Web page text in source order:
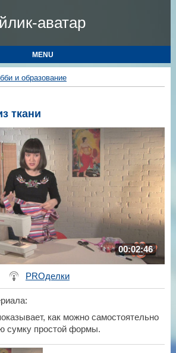
аватар
MENU
и образование
ткани
00:02:46
PROделки
:
как можно самостоятельно
сумку простой формы.